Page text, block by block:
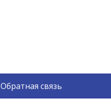
Обратная связь